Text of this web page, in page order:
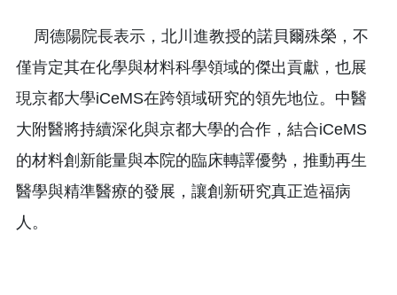
周德陽院長表示，北川進教授的諾貝爾殊榮，不
僅肯定其在化學與材料科學領域的傑出貢獻，也展
現京都大學iCeMS在跨領域研究的領先地位。中醫
大附醫將持續深化與京都大學的合作，結合iCeMS
的材料創新能量與本院的臨床轉譯優勢，推動再生
醫學與精準醫療的發展，讓創新研究真正造福病
人。